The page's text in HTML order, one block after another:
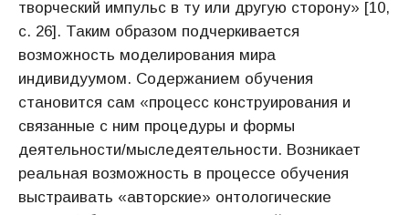
творческий импульс в ту или другую сторону» [10,
с. 26]. Таким образом подчеркивается
возможность моделирования мира
индивидуумом. Содержанием обучения
становится сам «процесс конструирования и
связанные с ним процедуры и формы
деятельности/мыследеятельности. Возникает
реальная возможность в процессе обучения
выстраивать «авторские» онтологические